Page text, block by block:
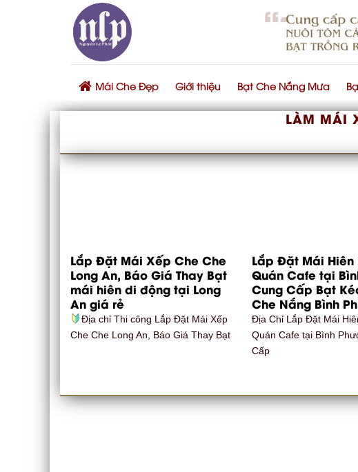
Mái Che Đẹp Giới thiệu Bạt Che Nắng Mưa
LÀM MÁI
Lắp Đặt Mái Xếp Che Che
Long An, Báo Giá Thay Bạt
mái hiên di động tại Long
An giá rẻ
Địa chỉ Thi công Lắp Đặt Mái Xếp
Che Che Long An, Báo Giá Thay Bạt
Lắp Đặt Mái Hiên
Quán Cafe tại
Cung Cấp Bạt
Che Nắng Bình
Địa Chỉ Lắp Đặt Mái
Quán Cafe tại Bình
Cấp